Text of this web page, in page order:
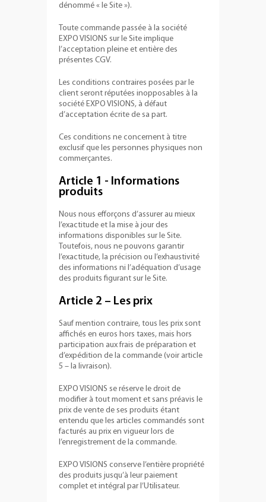
dénommé « le Site »).
Toute commande passée à la société
EXPO VISIONS sur le Site implique
l’acceptation pleine et entière des
présentes CGV.
Les conditions contraires posées par le
client seront réputées inopposables à la
société EXPO VISIONS, à défaut
d’acceptation écrite de sa part.
Ces conditions ne concernent à titre
exclusif que les personnes physiques non
commerçantes.
Article 1 - Informations
produits
Nous nous efforçons d’assurer au mieux
l’exactitude et la mise à jour des
informations disponibles sur le Site.
Toutefois, nous ne pouvons garantir
l’exactitude, la précision ou l’exhaustivité
des informations ni l’adéquation d’usage
des produits figurant sur le Site.
Article 2 – Les prix
Sauf mention contraire, tous les prix sont
affichés en euros hors taxes, mais hors
participation aux frais de préparation et
d’expédition de la commande (voir article
5 – la livraison).
EXPO VISIONS se réserve le droit de
modifier à tout moment et sans préavis le
prix de vente de ses produits étant
entendu que les articles commandés sont
facturés au prix en vigueur lors de
l’enregistrement de la commande.
EXPO VISIONS conserve l’entière propriété
des produits jusqu’à leur paiement
complet et intégral par l’Utilisateur.